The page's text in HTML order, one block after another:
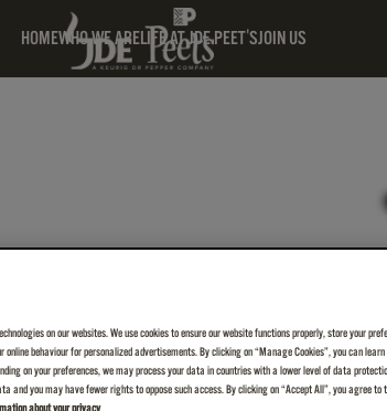
HOMEWHO WE ARELIFE AT JDE PEET'SJOIN US
- F/H
on our websites. We use cookies to ensure our website functions properly, store your
behaviour for personalized advertisements. By clicking on “Manage Cookies”, you can
on your preferences, we may process your data in countries with a lower level of data
and you may have fewer rights to oppose such access. By clicking on “Accept All”, you agree to
about your privacy